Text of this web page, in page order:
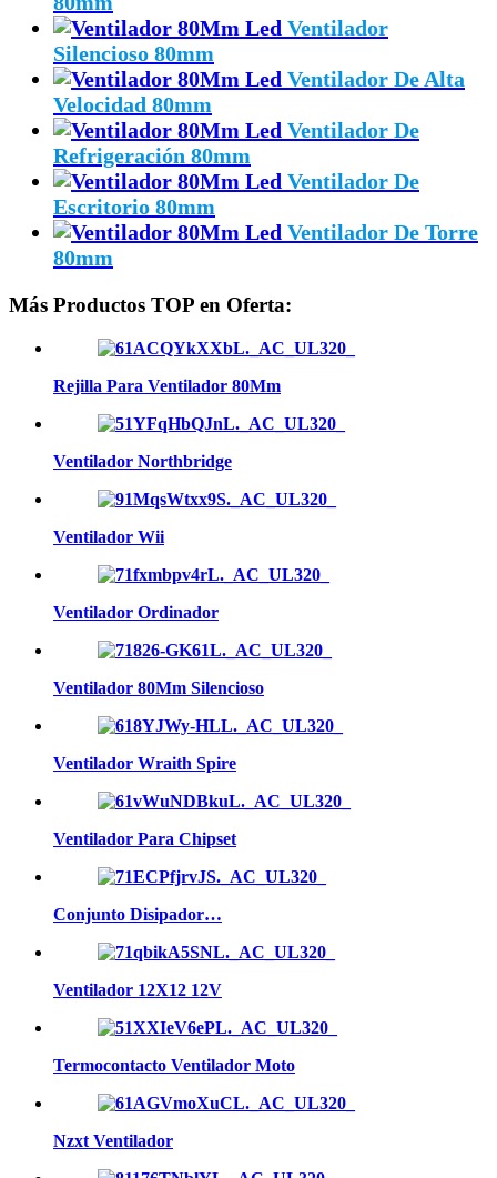
Ventilador
Silencioso 80mm
Ventilador De Alta
Velocidad 80mm
Ventilador De
Refrigeración 80mm
Ventilador De
Escritorio 80mm
Ventilador De Torre
80mm
Más Productos TOP en Oferta:
Rejilla Para Ventilador 80Mm
Ventilador Northbridge
Ventilador Wii
Ventilador Ordinador
Ventilador 80Mm Silencioso
Ventilador Wraith Spire
Ventilador Para Chipset
Conjunto Disipador…
Ventilador 12X12 12V
Termocontacto Ventilador Moto
Nzxt Ventilador